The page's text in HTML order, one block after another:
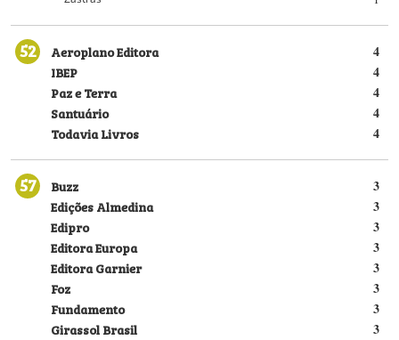
52 4
Aeroplano Editora
4
IBEP
4
Paz e Terra
4
Santuário
4
Todavia Livros
57 3
Buzz
3
Edições Almedina
3
Edipro
3
Editora Europa
3
Editora Garnier
3
Foz
3
Fundamento
3
Girassol Brasil